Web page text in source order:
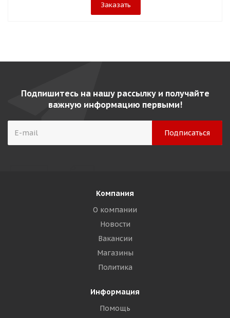
Заказать
Подпишитесь на нашу рассылку и получайте
важную информацию первыми!
Компания
О компании
Новости
Вакансии
Магазины
Политика
Информация
Помощь